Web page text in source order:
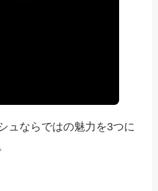
ュならではの魅力を3つに